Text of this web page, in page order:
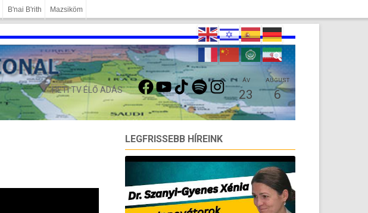
B'nai B'rith Mazsiköm
HETI TV ÉLŐ ADÁS
FACEBOOKYOUTUBETIKTOKSPOTIFYINSTAGRAMÁV
23
AUGUST
6
LEGFRISSEBB HÍREINK